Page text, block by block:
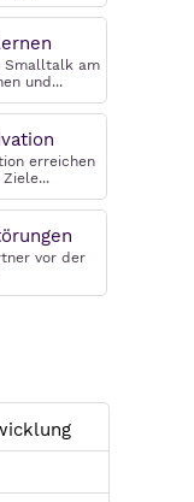
Smalltalk am
und...
erreichen
vor der